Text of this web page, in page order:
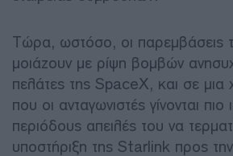
Τώρα, ωστόσο, οι παρεμβάσεις
μοιάζουν με ρίψη βομβών
πελάτες της SpaceX, και σε μια
που οι ανταγωνιστές γίνονται πιο
περιόδους απειλές του να
υποστήριξη της Starlink προς